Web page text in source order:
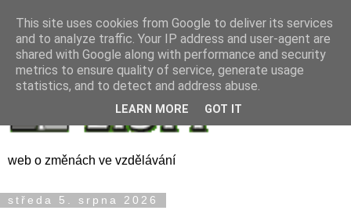
web o změnách ve vzdělávání
středa 5. srpna 2026
This site uses cookies from Google to deliver its services
and to analyze traffic. Your IP address and user-agent are
shared with Google along with performance and security
metrics to ensure quality of service, generate usage
statistics, and to detect and address abuse.
LEARN MORE GOT IT